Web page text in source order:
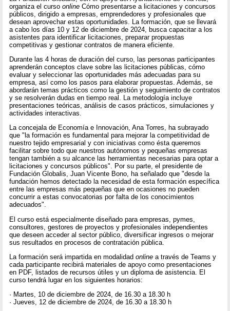
organiza el cursoonline Cómo presentarse a licitaciones y concursos
públicos, dirigido a empresas, emprendedores y profesionales que
desean aprovechar estas oportunidades. La formación, que se llevará
a cabo los días 10 y 12 de diciembre de 2024, busca capacitar a los
asistentes para identificar licitaciones, preparar propuestas
competitivas y gestionar contratos de manera eficiente.
Durante las 4 horas de duración del curso, las personas participantes
aprenderán conceptos clave sobre las licitaciones públicas, cómo
evaluar y seleccionar las oportunidades más adecuadas para su
empresa, así como los pasos para elaborar propuestas. Además, se
abordarán temas prácticos como la gestión y seguimiento de contratos
y se resolverán dudas en tiempo real. La metodología incluye
presentaciones teóricas, análisis de casos prácticos, simulaciones y
actividades interactivas.
La concejala de Economía e Innovación, Ana Torres, ha subrayado
que "la formación es fundamental para mejorar la competitividad de
nuestro tejido empresarial y con iniciativas como ésta queremos
facilitar sobre todo que nuestros autónomos y pequeñas empresas
tengan también a su alcance las herramientas necesarias para optar a
licitaciones y concursos públicos". Por su parte, el presidente de
Fundación Globalis, Juan Vicente Bono, ha señalado que "desde la
fundación hemos detectado la necesidad de esta formación específica
entre las empresas más pequeñas que en ocasiones no pueden
concurrir a estas convocatorias por falta de los conocimientos
adecuados".
El curso está especialmente diseñado para empresas, pymes,
consultores, gestores de proyectos y profesionales independientes
que deseen acceder al sector público, diversificar ingresos o mejorar
sus resultados en procesos de contratación pública.
La formación será impartida en modalidadonline a través de Teams y
cada participante recibirá materiales de apoyo como presentaciones
en PDF, listados de recursos útiles y un diploma de asistencia. El
curso tendrá lugar en los siguientes horarios:
· Martes, 10 de diciembre de 2024, de 16.30 a 18.30 h
· Jueves, 12 de diciembre de 2024, de 16.30 a 18.30 h